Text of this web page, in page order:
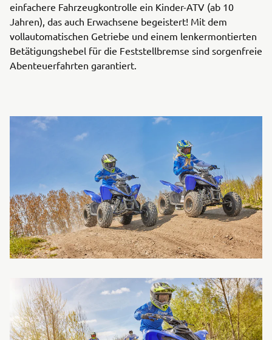
einfachere Fahrzeugkontrolle ein Kinder-ATV (ab 10
Jahren), das auch Erwachsene begeistert! Mit dem
vollautomatischen Getriebe und einem lenkermontierten
Betätigungshebel für die Feststellbremse sind sorgenfreie
Abenteuerfahrten garantiert.